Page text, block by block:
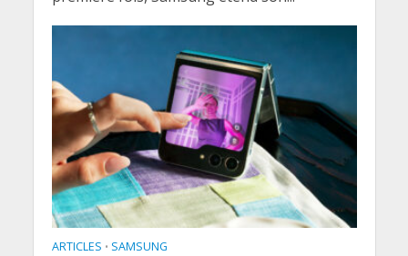
ARTICLES • SAMSUNG